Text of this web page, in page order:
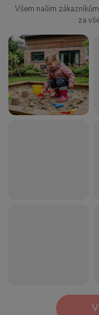
Všem našim
za